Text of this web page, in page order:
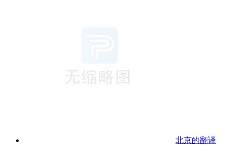
北京的翻译